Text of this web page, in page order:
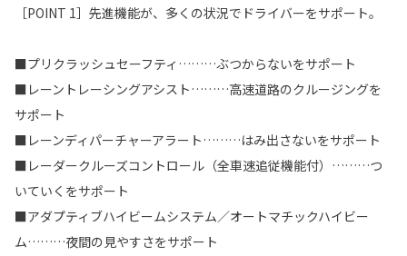
［POINT 1］先進機能が、多くの状況でドライバーをサポート。
■プリクラッシュセーフティ………ぶつからないをサポート
■レーントレーシングアシスト………高速道路のクルージングを
サポート
■レーンディパーチャーアラート………はみ出さないをサポート
■レーダークルーズコントロール（全車速追従機能付）………つ
いていくをサポート
■アダプティブハイビームシステム／オートマチックハイビー
ム………夜間の見やすさをサポート